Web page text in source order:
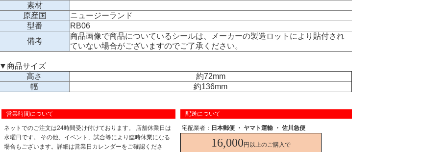
素材
原産国
ニュージーランド
型番
RB06
備考
商品画像で商品についているシールは、メーカーの製造ロットにより貼付され
ていない場合がございますのでご了承ください。
▼商品サイズ
高さ
約72mm
幅
約136mm
営業時間について
ネットでのご注文は24時間受け付けております。 店舗休業日は
水曜日です。 その他、イベント、試合等により臨時休業になる
場合もございます。詳細は営業日カレンダーをご確認くださ
配送について
宅配業者： 日本郵便 ・ ヤマト運輸 ・ 佐川急便
16,000 円以上のご購入で